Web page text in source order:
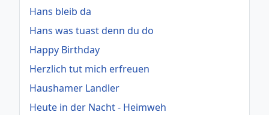
Hans bleib da
Hans was tuast denn du do
Happy Birthday
Herzlich tut mich erfreuen
Haushamer Landler
Heute in der Nacht - Heimweh